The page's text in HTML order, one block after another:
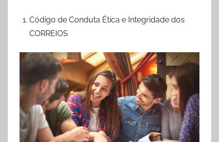
Código de Conduta Ética e Integridade dos
CORREIOS